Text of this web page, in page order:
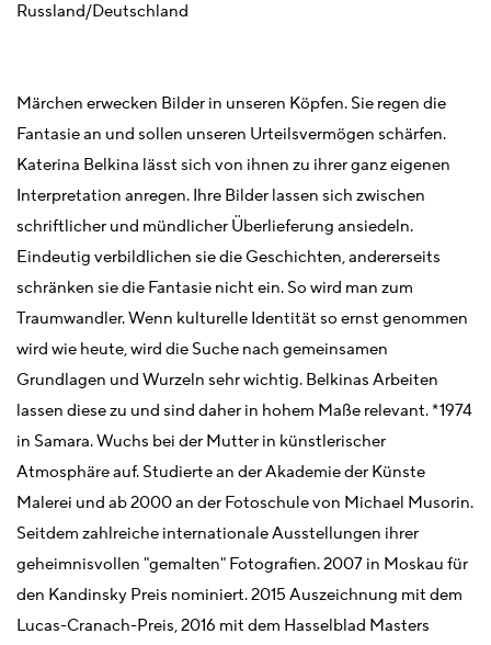
Russland/Deutschland
Märchen erwecken Bilder in unseren Köpfen. Sie regen die
Fantasie an und sollen unseren Urteilsvermögen schärfen.
Katerina Belkina lässt sich von ihnen zu ihrer ganz eigenen
Interpretation anregen. Ihre Bilder lassen sich zwischen
schriftlicher und mündlicher Überlieferung ansiedeln.
Eindeutig verbildlichen sie die Geschichten, andererseits
schränken sie die Fantasie nicht ein. So wird man zum
Traumwandler. Wenn kulturelle Identität so ernst genommen
wird wie heute, wird die Suche nach gemeinsamen
Grundlagen und Wurzeln sehr wichtig. Belkinas Arbeiten
lassen diese zu und sind daher in hohem Maße relevant. *1974
in Samara. Wuchs bei der Mutter in künstlerischer
Atmosphäre auf. Studierte an der Akademie der Künste
Malerei und ab 2000 an der Fotoschule von Michael Musorin.
Seitdem zahlreiche internationale Ausstellungen ihrer
geheimnisvollen "gemalten" Fotografien. 2007 in Moskau für
den Kandinsky Preis nominiert. 2015 Auszeichnung mit dem
Lucas-Cranach-Preis, 2016 mit dem Hasselblad Masters